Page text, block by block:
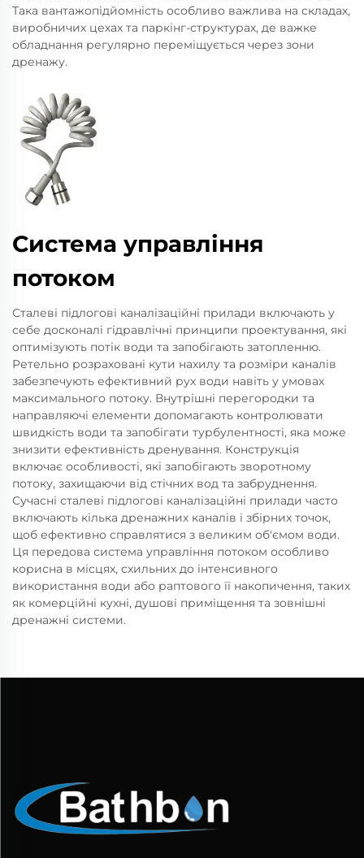
Така вантажопідйомність особливо важлива на складах,
виробничих цехах та паркінг-структурах, де важке
обладнання регулярно переміщується через зони
дренажу.
Система управління
потоком
Сталеві підлогові каналізаційні прилади включають у
себе досконалі гідравлічні принципи проектування, які
оптимізують потік води та запобігають затопленню.
Ретельно розраховані кути нахилу та розміри каналів
забезпечують ефективний рух води навіть у умовах
максимального потоку. Внутрішні перегородки та
направляючі елементи допомагають контролювати
швидкість води та запобігати турбулентності, яка може
знизити ефективність дренування. Конструкція
включає особливості, які запобігають зворотному
потоку, захищаючи від стічних вод та забруднення.
Сучасні сталеві підлогові каналізаційні прилади часто
включають кілька дренажних каналів і збірних точок,
щоб ефективно справлятися з великим об'ємом води.
Ця передова система управління потоком особливо
корисна в місцях, схильних до інтенсивного
використання води або раптового її накопичення, таких
як комерційні кухні, душові приміщення та зовнішні
дренажні системи.